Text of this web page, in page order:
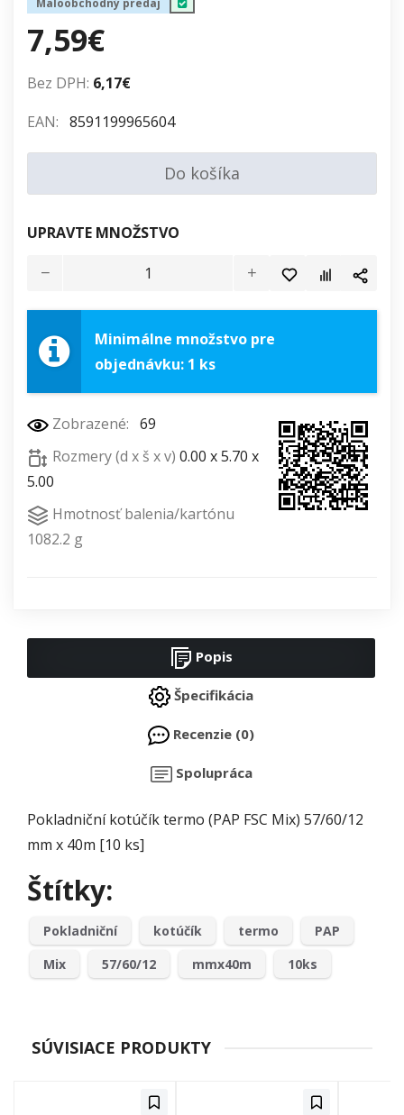
Maloobchodný predaj
7,59€
Bez DPH: 6,17€
EAN: 8591199965604
Do košíka
UPRAVTE MNOŽSTVO
Minimálne množstvo pre
objednávku: 1 ks
Zobrazené: 69
Rozmery (d x š x v) 0.00 x 5.70 x
5.00
Hmotnosť balenia/kartónu
1082.2 g
Popis
Špecifikácia
Recenzie (0)
Spolupráca
Pokladniční kotúčík termo (PAP FSC Mix) 57/60/12
mm x 40m [10 ks]
Štítky:
Pokladniční kotúčík termo
PAP
Mix
57/60/12 mmx40m 10ks
SÚVISIACE PRODUKTY